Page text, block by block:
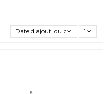
Date d'ajout, du plus récent au
1